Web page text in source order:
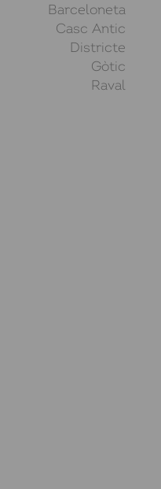
Barceloneta
Casc Antic
Districte
Gòtic
Raval